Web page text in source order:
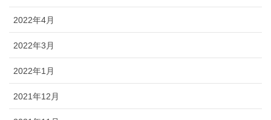
2022年4月
2022年3月
2022年1月
2021年12月